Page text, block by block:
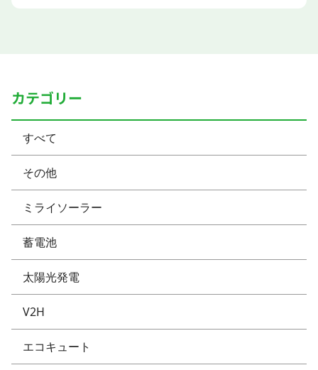
カテゴリー
すべて
その他
ミライソーラー
蓄電池
太陽光発電
V2H
エコキュート